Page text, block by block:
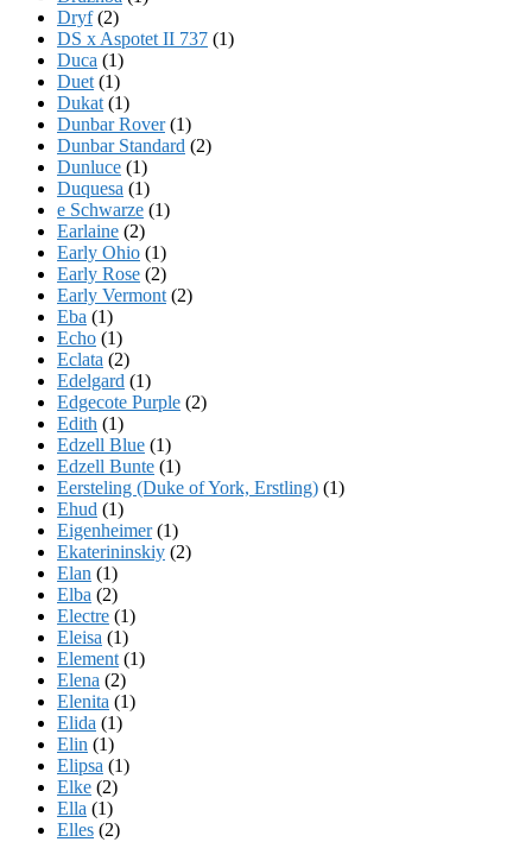
Dryf(2)
DS x Aspotet II 737 (1)
Duca (1)
Duet (1)
Dukat (1)
Dunbar Rover(1)
Dunbar Standard (2)
Dunluce (1)
Duquesa (1)
e Schwarze (1)
Earlaine (2)
Early Ohio (1)
Early Rose (2)
Early Vermont (2)
Eba (1)
Echo (1)
Eclata (2)
Edelgard (1)
Edgecote Purple (2)
Edith (1)
Edzell Blue (1)
Edzell Bunte (1)
Eersteling (Duke of York, Erstling) (1)
Ehud (1)
Eigenheimer(1)
Ekaterininskiy (2)
Elan (1)
Elba (2)
Electre (1)
Eleisa (1)
Element (1)
Elena (2)
Elenita (1)
Elida (1)
Elin (1)
Elipsa (1)
Elke (2)
Ella (1)
Elles (2)